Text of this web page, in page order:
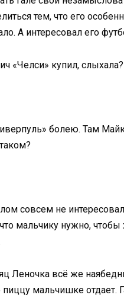
тем, что его
А интересовал его
«Челси» купил, слыхала?
болею. Там
совсем не
мальчику нужно, чтобы
Леночка всё же
мальчишке отдает.